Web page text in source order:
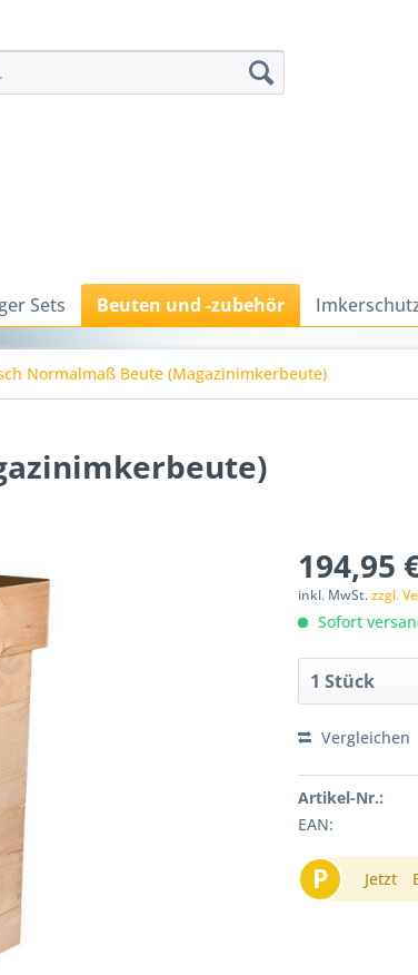
Sets Beuten und -zubehör
Normalmaß Beute (Magazinimkerbeute)
194,95
inkl. MwSt.zzgl.
Sofort
Vergleichen
Artikel-Nr.:
EAN:
P Jetzt